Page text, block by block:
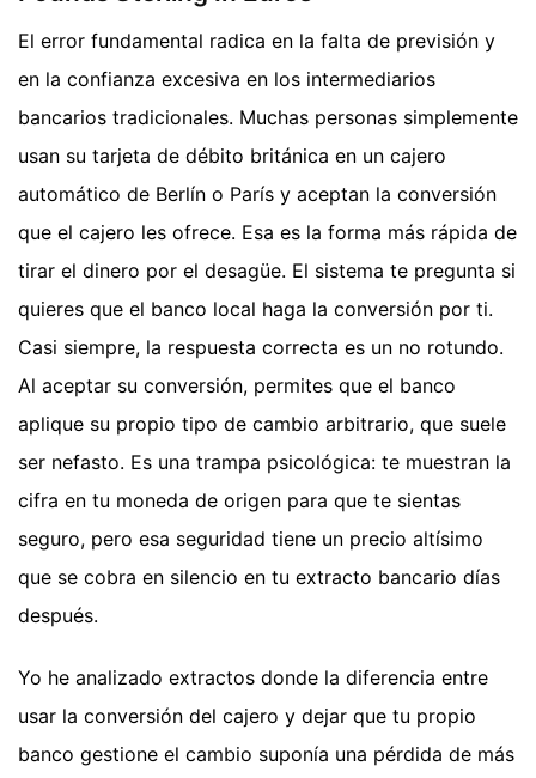
El error fundamental radica en la falta de previsión y
en la confianza excesiva en los intermediarios
bancarios tradicionales. Muchas personas simplemente
usan su tarjeta de débito británica en un cajero
automático de Berlín o París y aceptan la conversión
que el cajero les ofrece. Esa es la forma más rápida de
tirar el dinero por el desagüe. El sistema te pregunta si
quieres que el banco local haga la conversión por ti.
Casi siempre, la respuesta correcta es un no rotundo.
Al aceptar su conversión, permites que el banco
aplique su propio tipo de cambio arbitrario, que suele
ser nefasto. Es una trampa psicológica: te muestran la
cifra en tu moneda de origen para que te sientas
seguro, pero esa seguridad tiene un precio altísimo
que se cobra en silencio en tu extracto bancario días
después.
Yo he analizado extractos donde la diferencia entre
usar la conversión del cajero y dejar que tu propio
banco gestione el cambio suponía una pérdida de más